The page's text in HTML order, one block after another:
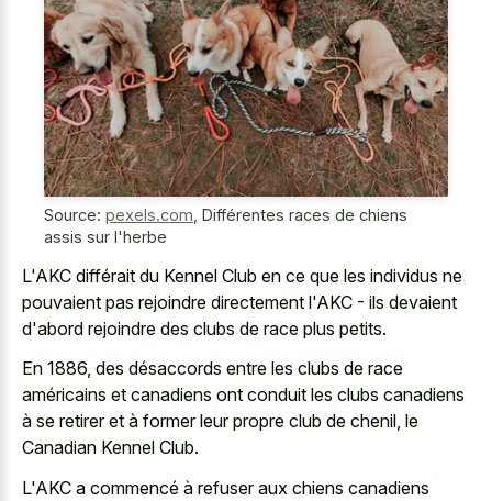
Source: pexels.com, Différentes races de chiens
assis sur l'herbe
L'AKC différait du Kennel Club en ce que les individus ne
pouvaient pas rejoindre directement l'AKC - ils devaient
d'abord rejoindre des clubs de race plus petits.
En 1886, des désaccords entre les clubs de race
américains et canadiens ont conduit les clubs canadiens
à se retirer et à former leur propre club de chenil, le
Canadian Kennel Club.
L'AKC a commencé à refuser aux chiens canadiens